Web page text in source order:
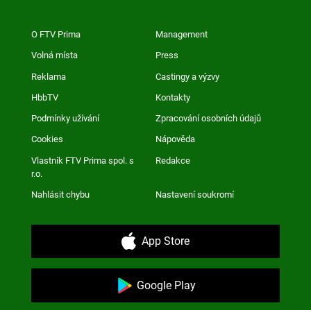
O FTV Prima Management
Volná místa Press
Reklama Castingy a výzvy
HbbTV Kontakty
Podmínky užívání Zpracování osobních údajů
Cookies Nápověda
Vlastník FTV Prima spol. s
r.o.
Redakce
Nahlásit chybu Nastavení soukromí
App Store
Google Play